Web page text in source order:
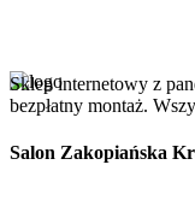
Sklep internetowy z
bezpłatny montaż.
Salon Zakopiańska